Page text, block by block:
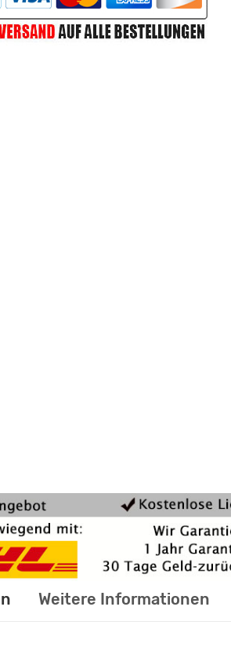
Weitere Informationen